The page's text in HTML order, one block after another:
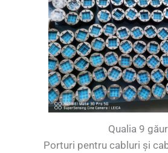
Qualia 9
Porturi pentru cabluri și